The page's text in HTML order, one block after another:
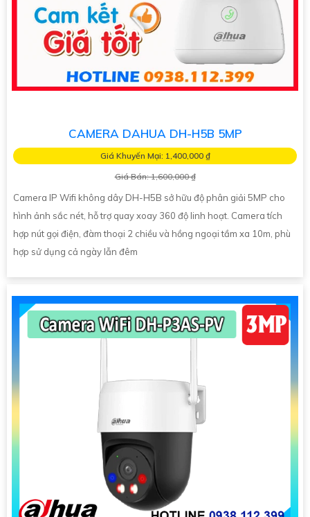
CAMERA DAHUA DH-H5B 5MP
Giá Khuyến Mại: 1,400,000 ₫
Giá Bán: 1,600,000 ₫
Camera IP Wifi không dây DH-H5B sở hữu độ phân giải 5MP cho
hình ảnh sắc nét, hỗ trợ quay xoay 360 độ linh hoạt. Camera tích
hợp nút gọi điện, đàm thoại 2 chiều và hồng ngoại tầm xa 10m, phù
hợp sử dụng cả ngày lẫn đêm